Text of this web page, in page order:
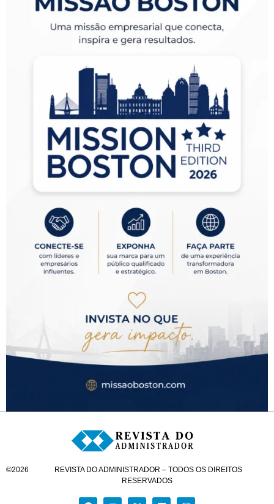
©2026
REVISTA DO ADMINISTRADOR – TODOS OS DIREITOS
RESERVADOS